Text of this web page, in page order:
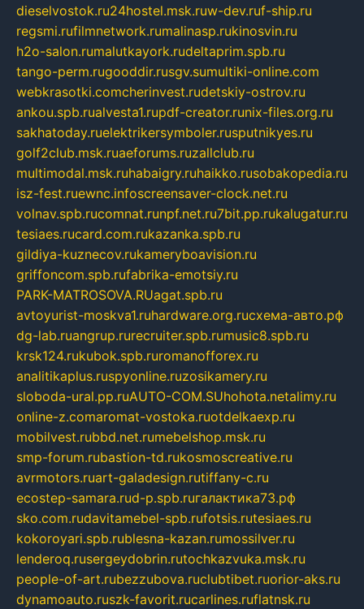
dieselvostok.ru24hostel.msk.ruw-dev.ruf-ship.ru
regsmi.rufilmnetwork.rumalinasp.rukinosvin.ru
h2o-salon.rumalutkayork.rudeltaprim.spb.ru
tango-perm.rugooddir.rusgv.sumultiki-online.com
webkrasotki.comcherinvest.rudetskiy-ostrov.ru
ankou.spb.rualvesta1.rupdf-creator.runix-files.org.ru
sakhatoday.ruelektrikersymboler.rusputnikyes.ru
golf2club.msk.ruaeforums.ruzallclub.ru
multimodal.msk.ruhabaigry.ruhaikko.rusobakopedia.ru
isz-fest.ruewnc.infoscreensaver-clock.net.ru
volnav.spb.rucomnat.runpf.net.ru7bit.pp.rukalugatur.ru
tesiaes.rucard.com.rukazanka.spb.ru
gildiya-kuznecov.rukameryboavision.ru
griffoncom.spb.rufabrika-emotsiy.ru
PARK-MATROSOVA.RUagat.spb.ru
avtoyurist-moskva1.ruhardware.org.ruсхема-авто.рф
dg-lab.ruangrup.rurecruiter.spb.rumusic8.spb.ru
krsk124.rukubok.spb.ruromanofforex.ru
analitikaplus.ruspyonline.ruzosikamery.ru
sloboda-ural.pp.ruAUTO-COM.SUhohota.netalimy.ru
online-z.comaromat-vostoka.ruotdelkaexp.ru
mobilvest.rubbd.net.rumebelshop.msk.ru
smp-forum.rubastion-td.rukosmoscreative.ru
avrmotors.ruart-galadesign.rutiffany-c.ru
ecostep-samara.rud-p.spb.ruгалактика73.рф
sko.com.rudavitamebel-spb.rufotsis.rutesiaes.ru
kokoroyari.spb.rublesna-kazan.rumossilver.ru
lenderoq.rusergeydobrin.rutochkazvuka.msk.ru
people-of-art.rubezzubova.ruclubtibet.ruorior-aks.ru
dynamoauto.ruszk-favorit.rucarlines.ruflatnsk.ru